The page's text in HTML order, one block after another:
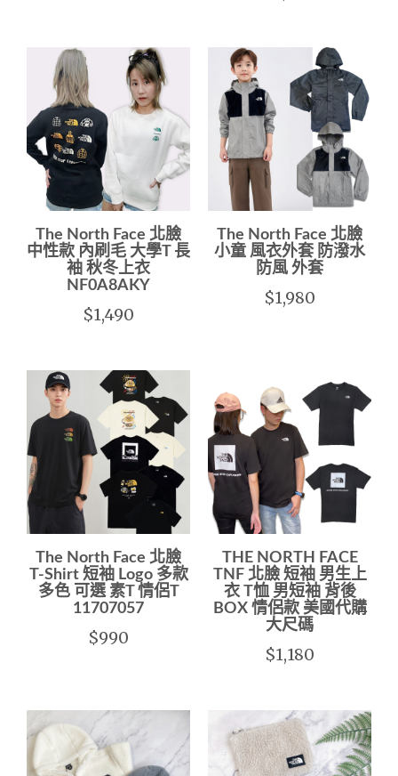
The North Face 北臉
中性款 內刷毛 大學T 長
袖 秋冬上衣
NF0A8AKY
$1,490
The North Face 北臉
小童 風衣外套 防潑水
防風 外套
$1,980
The North Face 北臉
T-Shirt 短袖 Logo 多款
多色 可選 素T 情侶T
11707057
$990
THE NORTH FACE
TNF 北臉 短袖 男生上
衣 T恤 男短袖 背後
BOX 情侶款 美國代購
大尺碼
$1,180